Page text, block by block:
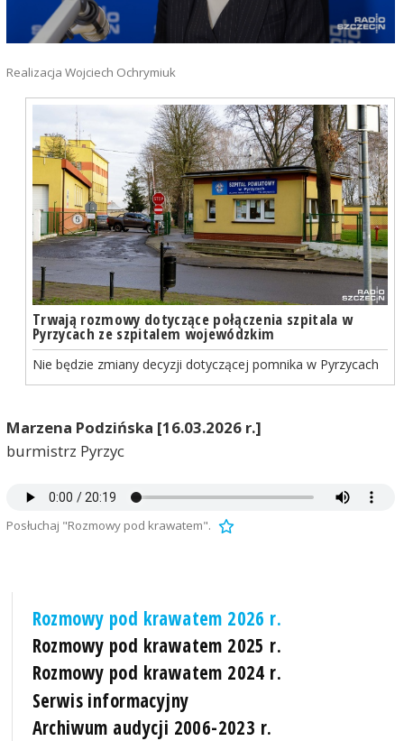
Realizacja Wojciech Ochrymiuk
Trwają rozmowy dotyczące połączenia szpitala w
Pyrzycach ze szpitalem wojewódzkim
Nie będzie zmiany decyzji dotyczącej pomnika w Pyrzycach
Marzena Podzińska [16.03.2026 r.]
burmistrz Pyrzyc
Posłuchaj "Rozmowy pod krawatem".
Rozmowy pod krawatem 2026 r.
Rozmowy pod krawatem 2025 r.
Rozmowy pod krawatem 2024 r.
Serwis informacyjny
Archiwum audycji 2006-2023 r.